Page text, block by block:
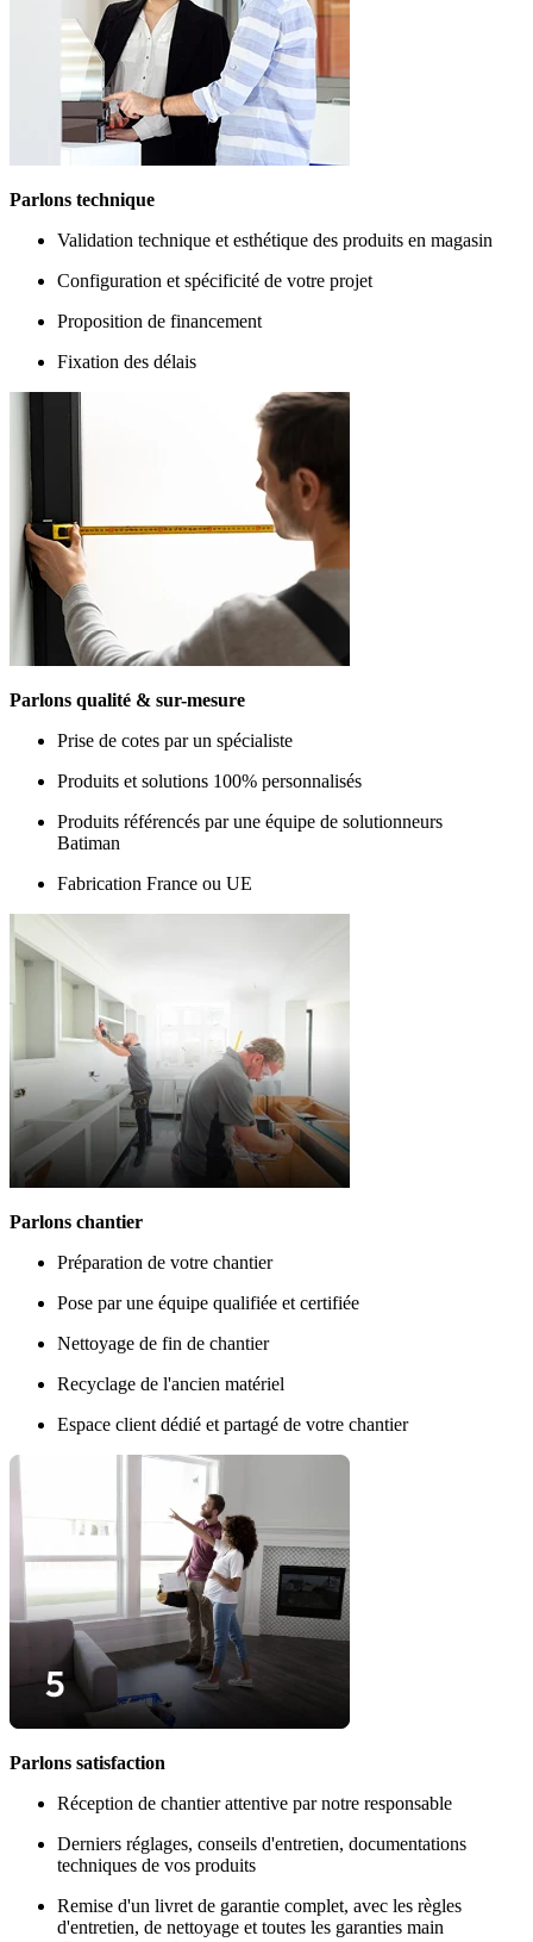
Parlons technique
Validation technique et esthétique des produits en magasin
Configuration et spécificité de votre projet
Proposition de financement
Fixation des délais
Parlons qualité & sur-mesure
Prise de cotes par un spécialiste
Produits et solutions 100% personnalisés
Produits référencés par une équipe de solutionneurs
Batiman
Fabrication France ou UE
Parlons chantier
Préparation de votre chantier
Pose par une équipe qualifiée et certifiée
Nettoyage de fin de chantier
Recyclage de l'ancien matériel
Espace client dédié et partagé de votre chantier
Parlons satisfaction
Réception de chantier attentive par notre responsable
Derniers réglages, conseils d'entretien, documentations
techniques de vos produits
Remise d'un livret de garantie complet, avec les règles
d'entretien, de nettoyage et toutes les garanties main